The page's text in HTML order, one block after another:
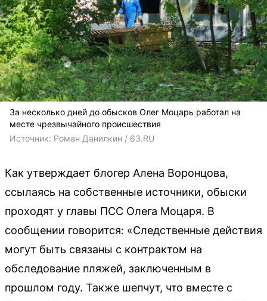
За несколько дней до обысков Олег Моцарь работал на
месте чрезвычайного происшествия
Источник: Роман Данилкин / 63.RU
Как утверждает блогер Алена Воронцова,
ссылаясь на собственные источники, обыски
проходят у главы ПСС Олега Моцаря. В
сообщении говорится: «Следственные действия
могут быть связаны с контрактом на
обследование пляжей, заключенным в
прошлом году. Также шепчут, что вместе с